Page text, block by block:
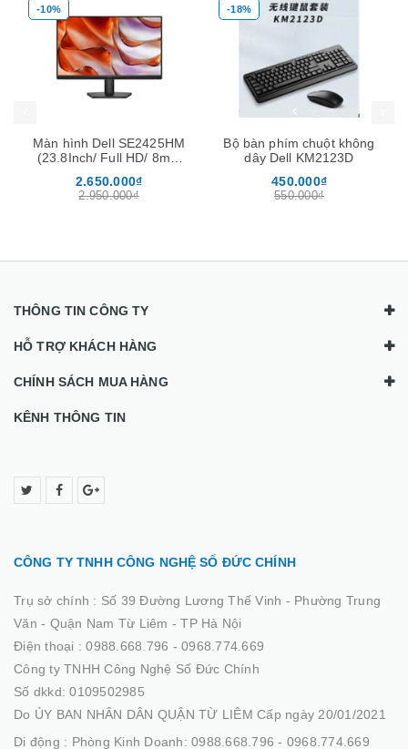
-18%
Bộ bàn phím chuột không
dây Dell KM2123D
450.000₫
550.000₫
-28%
LAPTOP HP PROBOOK
450 G5 / chip i3-7020u /
màn 15.6″
3.950.000₫
5.500.000₫
Mua hàng
THÔNG TIN CÔNG TY
HỖ TRỢ KHÁCH HÀNG
CHÍNH SÁCH MUA HÀNG
KÊNH THÔNG TIN
CÔNG TY TNHH CÔNG NGHỆ SỐ ĐỨC CHÍNH
Trụ sở chính : Số 39 Đường Lương Thế Vinh - Phường Trung
Văn - Quận Nam Từ Liêm - TP Hà Nội
Điện thoại :0988.668.796 - 0968.774.669
Công ty TNHH Công Nghệ Số Đức Chính
Số dkkd: 0109502985
Do ỦY BAN NHÂN DÂN QUẬN TỪ LIÊM Cấp ngày 20/01/2021
Di động : Phòng Kinh Doanh: 0988.668.796 - 0968.774.669